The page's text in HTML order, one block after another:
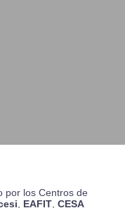
por los Centros de
, EAFIT, CESA